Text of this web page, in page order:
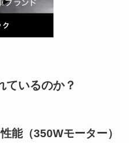
ているのか？
能（350Wモーター）